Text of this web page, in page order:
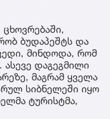
ბუდაპეშტს და
მინდოდა, რომ
ასევე დაგეგმილი
მაგრამ ყველა
სიბნელეში იყო
ტურისტმა,